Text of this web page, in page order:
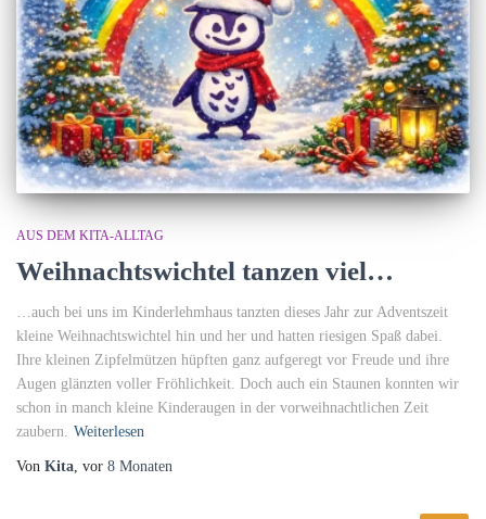
AUS DEM KITA-ALLTAG
Weihnachtswichtel tanzen viel…
…auch bei uns im Kinderlehmhaus tanzten dieses Jahr zur Adventszeit
kleine Weihnachtswichtel hin und her und hatten riesigen Spaß dabei.
Ihre kleinen Zipfelmützen hüpften ganz aufgeregt vor Freude und ihre
Augen glänzten voller Fröhlichkeit. Doch auch ein Staunen konnten wir
schon in manch kleine Kinderaugen in der vorweihnachtlichen Zeit
zaubern.
Weiterlesen
Von Kita , vor 8 Monaten